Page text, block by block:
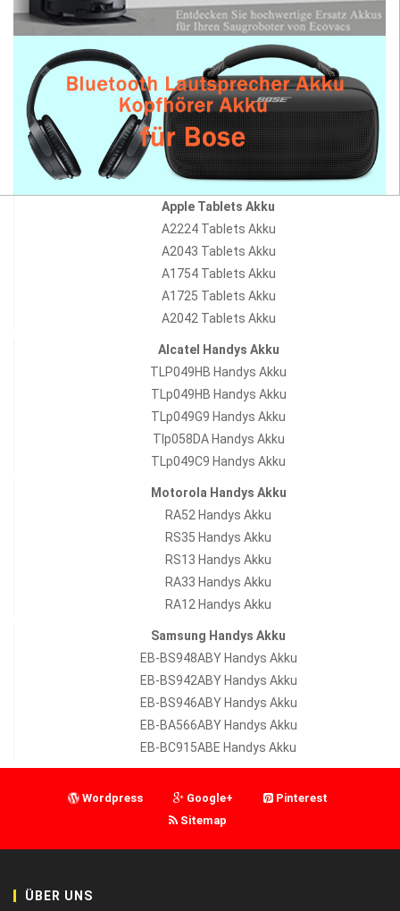
Apple Tablets Akku
A2224 Tablets Akku
A2043 Tablets Akku
A1754 Tablets Akku
A1725 Tablets Akku
A2042 Tablets Akku
Alcatel Handys Akku
TLP049HB Handys Akku
TLp049HB Handys Akku
TLp049G9 Handys Akku
Tlp058DA Handys Akku
TLp049C9 Handys Akku
Motorola Handys Akku
RA52 Handys Akku
RS35 Handys Akku
RS13 Handys Akku
RA33 Handys Akku
RA12 Handys Akku
Samsung Handys Akku
EB-BS948ABY Handys Akku
EB-BS942ABY Handys Akku
EB-BS946ABY Handys Akku
EB-BA566ABY Handys Akku
EB-BC915ABE Handys Akku
Wordpress Google+
Pinterest
Sitemap
ÜBER UNS